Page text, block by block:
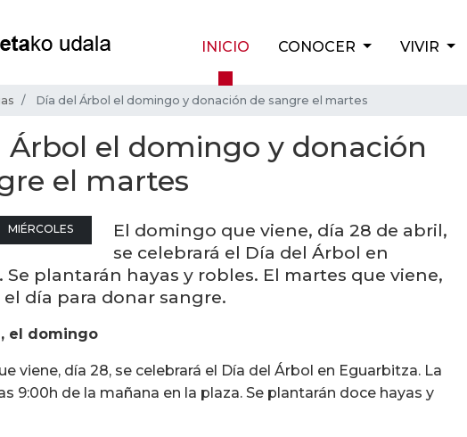
INICIO CONOCER VIVIR
Día del Árbol el domingo y donación de sangre el martes
Árbol el domingo y donación
el martes
MIÉRCOLES
El domingo que viene, día 28 de abril,
se celebrará el Día del Árbol en
Se plantarán hayas y robles. El martes que viene,
el día para donar sangre.
el domingo
viene, día 28, se celebrará el Día del Árbol en Eguarbitza. La
9:00h de la mañana en la plaza. Se plantarán doce hayas y